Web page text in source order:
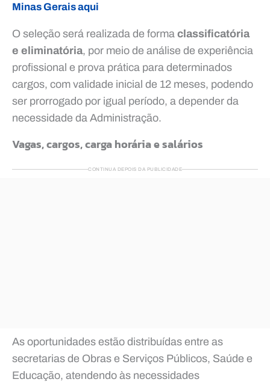
Minas Gerais aqui
O seleção será realizada de forma classificatória
e eliminatória, por meio de análise de experiência
profissional e prova prática para determinados
cargos, com validade inicial de 12 meses, podendo
ser prorrogado por igual período, a depender da
necessidade da Administração.
Vagas, cargos, carga horária e salários
CONTINUA DEPOIS DA PUBLICIDADE
As oportunidades estão distribuídas entre as
secretarias de Obras e Serviços Públicos, Saúde e
Educação, atendendo às necessidades